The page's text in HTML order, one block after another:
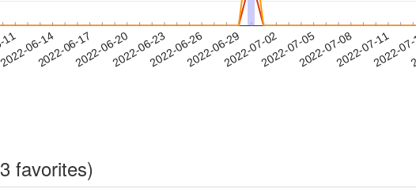
06-14
2022-06-172022-06-202022-06-232022-06-262022-06-292022-07-022022-07-052022-07-082022-07-11
2022-
favorites)